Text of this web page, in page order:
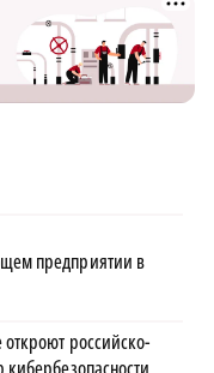
предприятии в
российско-